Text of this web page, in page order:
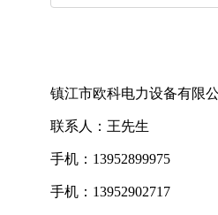
镇江市欧科电力设备有限
联系人：王先生
手机：13952899975
手机：13952902717